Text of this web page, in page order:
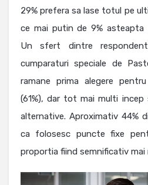
29% prefera sa lase totul pe
ce mai putin de 9% asteapta
Un sfert dintre
cumparaturi speciale de
ramane prima alegere
(61%), dar tot mai multi incep
alternative. Aproximativ 44%
ca folosesc puncte fixe
proportia fiind semnificativ mai